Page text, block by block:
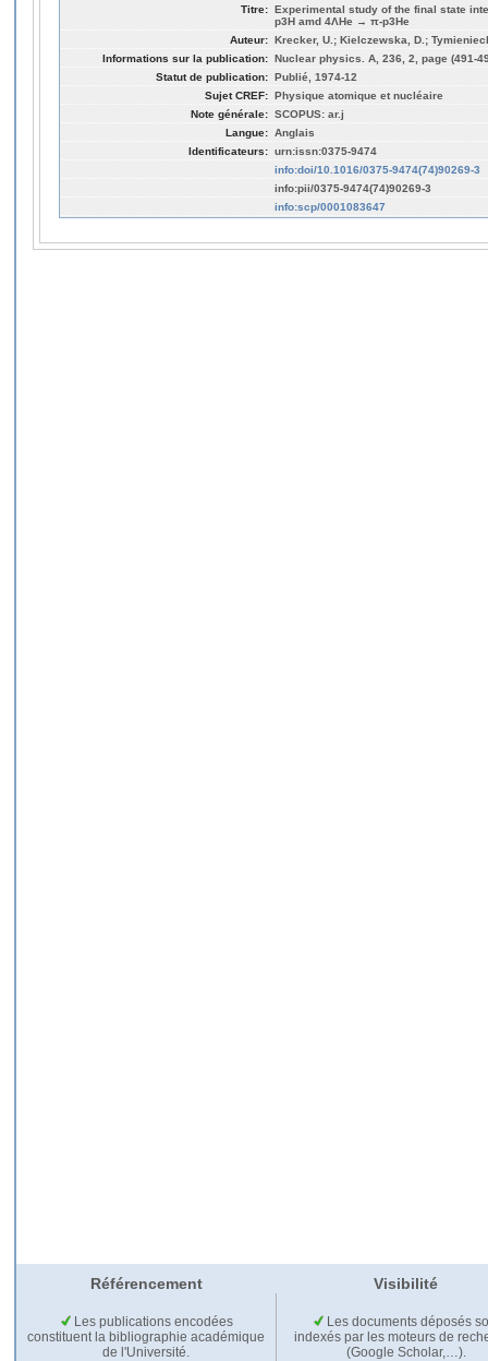
Titre: Experimental study of the final state
p3H amd 4ΛHe → π-p3He
Auteur: Krecker, U.; Kielczewska, D.;
Informations sur la publication: Nuclear physics. A, 236, 2, page (491-
Statut de publication: Publié, 1974-12
Sujet CREF: Physique atomique et nucléaire
Note générale: SCOPUS: ar.j
Langue: Anglais
Identificateurs: urn:issn:0375-9474
info:doi/10.1016/0375-9474(74)90269-3
info:pii/0375-9474(74)90269-3
info:scp/0001083647
Référencement Visibilité
Les publications encodées
constituent la bibliographie académique
de l'Université.
Les documents déposés
indexés par les moteurs de
(Google Scholar,…).